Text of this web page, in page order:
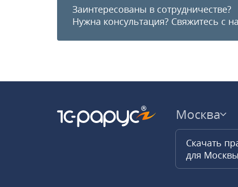
Заинтересованы в сотрудничестве?
Нужна консультация? Свяжитесь с
Москва
Скачать
для Москвы